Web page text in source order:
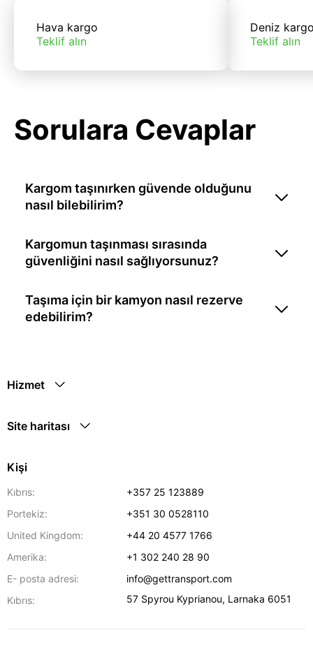
Hava kargo
Teklif alın
Deniz
Teklif alın
Sorulara Cevaplar
Kargom taşınırken güvende olduğunu
nasıl bilebilirim?
Kargomun taşınması sırasında
güvenliğini nasıl sağlıyorsunuz?
Taşıma için bir kamyon nasıl rezerve
edebilirim?
Hizmet
Site haritası
Kişi
Kıbrıs:
+357 25 123889
Portekiz:
+351 30 0528110
United Kingdom:
+44 20 4577 1766
Amerika:
+1 302 240 28 90
E- posta adresi:
info@gettransport.com
Kıbrıs:
57 Spyrou Kyprianou, Larnaka 6051